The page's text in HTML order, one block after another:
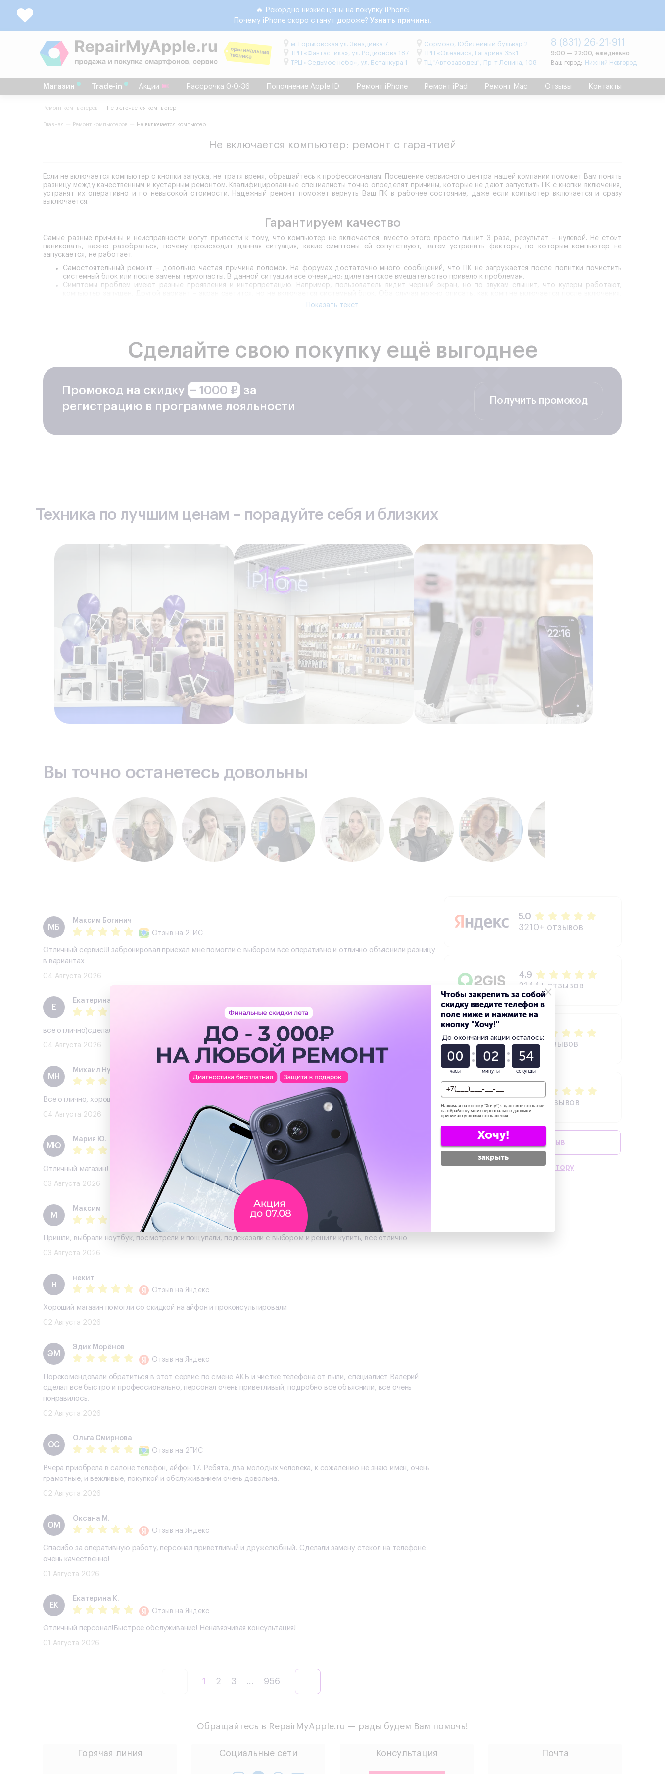
🔥 Рекордно низкие цены на покупку iPhone!
Почему iPhone скоро станут дороже? Узнать причины.
м. Горьковская ул. Звездинка 7
ТРЦ «Фантастика», ул. Родионова 187
ТРЦ «Седьмое небо», ул. Бетанкура 1
Сормово, Юбилейный бульвар 2
ТРЦ «Океанис», Гагарина 35к1
ТЦ "Автозаводец", Пр-т Ленина, 108
8 (831) 26-21-911
9:00 — 22:00, ежедневно
Ваш город:
Нижний Новгород
Магазин Trade-in Акции Рассрочка 0-0-36 Пополнение Apple ID Ремонт iPhone Ремонт iPad Ремонт Mac Отзывы Контакты
Ремонт компьютеров Не включается компьютер
Главная Ремонт компьютеров Не включается компьютер
Не включается компьютер: ремонт с гарантией
Если не включается компьютер с кнопки запуска, не тратя время, обращайтесь к профессионалам. Посещение сервисного центра нашей компании поможет Вам понять
разницу между качественным и кустарным ремонтом. Квалифицированные специалисты точно определят причины, которые не дают запустить ПК с кнопки включения,
устранят их оперативно и по невысокой стоимости. Надежный ремонт поможет вернуть Ваш ПК в рабочее состояние, даже если компьютер включается и сразу
выключается.
Гарантируем качество
Самые разные причины и неисправности могут привести к тому, что компьютер не включается, вместо этого просто пищит 3 раза, результат – нулевой. Не стоит
паниковать, важно разобраться, почему происходит данная ситуация, какие симптомы ей сопутствуют, затем устранить факторы, по которым компьютер не
запускается, не работает.
Самостоятельный ремонт – довольно частая причина поломок. На форумах достаточно много сообщений, что ПК не загружается после попытки почистить
системный блок или после замены термопасты. В данной ситуации все очевидно: дилетантское вмешательство привело к проблемам.
Симптомы проблем имеют разные проявления и интерпретацию. Например, пользователь видит черный экран, но по звукам слышит, что кулеры работают,
но причины разные. Для решения проблемы инженеру сервиса важно знать конкретные симптомы Вашей ситуации: экран мигает, но процессор не шумит, другие
признаки. Кроме того стоит выяснить анамнез проблемы, как это произошло: после отключения электричества, в обычном порядке или после перезагрузки.
пыли, вызывающей серьезный перегрев, из-за сбоя электропитания после отключения света, повреждения блока питания. Повреждения аппаратных компонентов
– серьезная причина, по которой перестал включаться компьютер. В случае поломок система может выдавать звуки. Например, длинные гудки сигнализируют о
проблемах ОЗУ, короткие – о поломках процессора.
Любая поломка – повод обратиться к профессионалам сервисного центра. Если у Вашего ПК моргает монитор или Вы видите черный экран,
Процесс ремонта в нашей компании проходит по четко отработанной, проверенной схеме. Даже если владелец уверен в причине неисправности, инженер проведет
тестирование устройства, стоимость которого не включается в общий счет, то есть клиент за него не платит.
Только надежные деталипроверенных производителей попадают на склад компании, а затем устанавливаются в технику заказчиков. Оптовые закупки позволяют
Показать текст
Сделайте свою покупку ещё выгоднее
Промокод на скидку − 1000 ₽ за
регистрацию в программе лояльности
Получить промокод
Техника по лучшим ценам – порадуйте себя и близких
Вы точно останетесь довольны
5.0
3210+ отзывов
4.9
2144+ отзывов
627+ отзывов
504+ отзывов
Оставить отзыв
Написать директору
МБ
Максим Богинич
Отзыв на 2ГИС
Отличный сервис!!! забронировал приехал мне помогли с выбором все оперативно и отлично объяснили разницу
в вариантах
04 Августа 2026
Е
Екатерина
все отлично)сделали скидку и подарок ,помогли с переносом данных !рекомендую
04 Августа 2026
МН
Михаил Нужин
на Авито
Все отлично, хороший телефон, буду обращаться еще
04 Августа 2026
МЮ
Мария Ю.
на Яндекс
Отличный магазин! Уже не первый раз берём тут телефоны, всегда все на высшем уровне!
03 Августа 2026
М
Максим
Отзыв
на Авито
Пришли, выбрали ноутбук, посмотрели и пощупали, подсказали с выбором и решили купить, все отлично
03 Августа 2026
н
некит
Отзыв на Яндекс
Хороший магазин помогли со скидкой на айфон и проконсультировали
02 Августа 2026
ЭМ
Эдик Морёнов
Отзыв на Яндекс
Порекомендовали обратиться в этот сервис по смене АКБ и чистке телефона от пыли, специалист Валерий
сделал все быстро и профессионально, персонал очень приветливый, подробно все объяснили, все очень
понравилось.
02 Августа 2026
ОС
Ольга Смирнова
Отзыв на 2ГИС
Вчера приобрела в салоне телефон, айфон 17. Ребята, два молодых человека, к сожалению не знаю имен, очень
грамотные, и вежливые, покупкой и обслуживанием очень довольна.
02 Августа 2026
ОМ
Оксана М.
Отзыв на Яндекс
Спасибо за оперативную работу, персонал приветливый и дружелюбный. Сделали замену стекол на телефоне
очень качественно!
01 Августа 2026
ЕК
Екатерина К.
Отзыв на Яндекс
Отличный персонал!Быстрое обслуживание! Ненавязчивая консультация!
01 Августа 2026
1 2 3 ... 956
Обращайтесь в RepairMyApple.ru — рады будем Вам помочь!
Горячая линия Социальные сети Консультация Почта
×
Чтобы закрепить за собой
скидку введите телефон в
поле ниже и нажмите на
кнопку "Хочу!"
До окончания акции осталось:
00
часы
02
минуты
52
секунды
Нажимая на кнопку "Хочу!", я даю свое согласие
на обработку моих персональных данных и
принимаю условия соглашения
Хочу!
закрыть